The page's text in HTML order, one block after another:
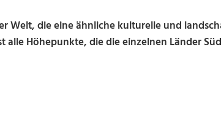
Welt, die eine ähnliche kulturelle und
Höhepunkte, die die einzelnen Länder